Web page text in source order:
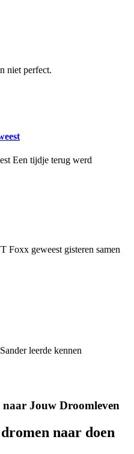
niet perfect.
Een tijdje terug werd
geweest gisteren samen
leerde kennen
naar Jouw Droomleven
naar doen